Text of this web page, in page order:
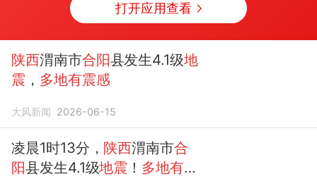
打开应用查看
陕西渭南市合阳县发生4.1级地
震 ， 多地有震感
大风新闻 2026-06-15
凌晨1时13分， 陕西渭南市合
阳县发生4.1级地震 ！ 多地有震